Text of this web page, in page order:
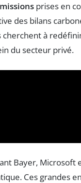
prises en
des bilans
cherchent à
du secteur privé.
Bayer, Microsoft
Ces grandes